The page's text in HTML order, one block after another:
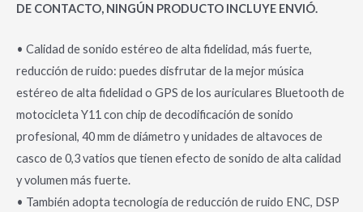
DE CONTACTO, NINGÚN PRODUCTO INCLUYE ENVIÓ.
• Calidad de sonido estéreo de alta fidelidad, más fuerte,
reducción de ruido: puedes disfrutar de la mejor música
estéreo de alta fidelidad o GPS de los auriculares Bluetooth de
motocicleta Y11 con chip de decodificación de sonido
profesional, 40 mm de diámetro y unidades de altavoces de
casco de 0,3 vatios que tienen efecto de sonido de alta calidad
y volumen más fuerte.
• También adopta tecnología de reducción de ruido ENC, DSP